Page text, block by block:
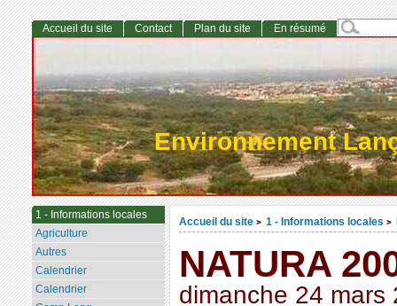
Environnement
Accueil du site > 1 - Informations locales >
NATURA
dimanche 24 mars
Accueil du site Contact Plan du site En résumé
1 - Informations locales
Agriculture
Autres
Calendrier
Calendrier